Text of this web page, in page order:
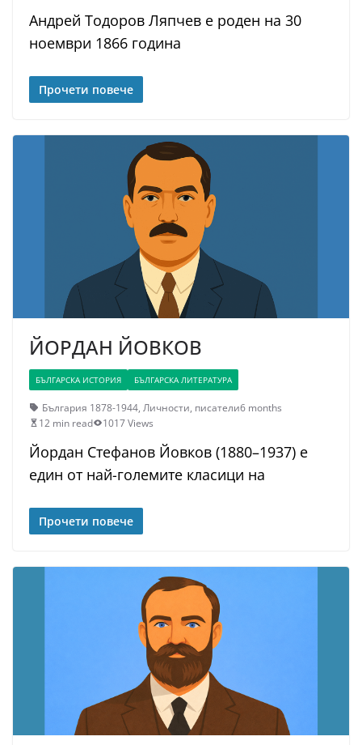
Андрей Тодоров Ляпчев е роден на 30
ноември 1866 година
Прочети повече
ЙОРДАН ЙОВКОВ
БЪЛГАРСКА ИСТОРИЯ БЪЛГАРСКА ЛИТЕРАТУРА
България 1878-1944, Личности, писатели6 months
12 min read
1017 Views
Йордан Стефанов Йовков (1880–1937) е
един от най-големите класици на
Прочети повече